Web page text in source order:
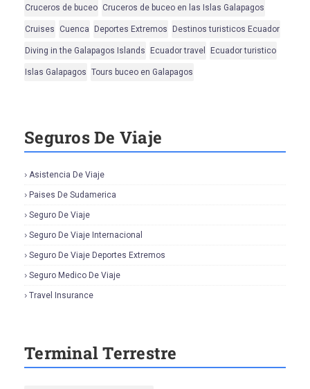
Cruceros de buceo Cruceros de buceo en las Islas Galapagos
Cruises Cuenca Deportes Extremos Destinos turisticos Ecuador
Diving in the Galapagos Islands Ecuador travel Ecuador turistico
Islas Galapagos Tours buceo en Galapagos
Seguros De Viaje
Asistencia De Viaje
Paises De Sudamerica
Seguro De Viaje
Seguro De Viaje Internacional
Seguro De Viaje Deportes Extremos
Seguro Medico De Viaje
Travel Insurance
Terminal Terrestre